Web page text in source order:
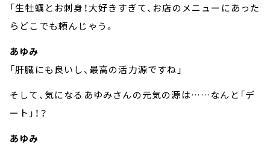
「生牡蠣とお刺身！大好きすぎて、お店のメニューにあった
らどこでも頼んじゃう。
あゆみ
「肝臓にも良いし、最高の活力源ですね」
そして、気になるあゆみさんの元気の源は……なんと「デ
ート」！？
あゆみ